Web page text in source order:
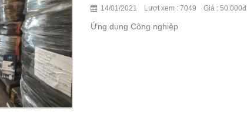
14/01/2021 Lượt xem : 7049 Giá : 50.000đ
Ứng dụng Công nghiệp